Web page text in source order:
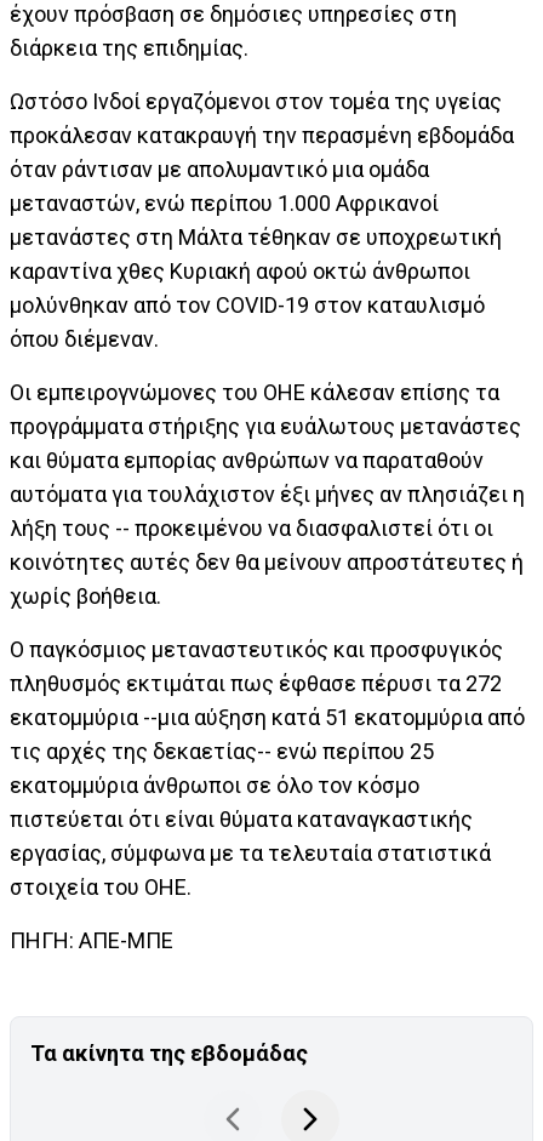
έχουν πρόσβαση σε δημόσιες υπηρεσίες στη
διάρκεια της επιδημίας.
Ωστόσο Ινδοί εργαζόμενοι στον τομέα της υγείας
προκάλεσαν κατακραυγή την περασμένη εβδομάδα
όταν ράντισαν με απολυμαντικό μια ομάδα
μεταναστών, ενώ περίπου 1.000 Αφρικανοί
μετανάστες στη Μάλτα τέθηκαν σε υποχρεωτική
καραντίνα χθες Κυριακή αφού οκτώ άνθρωποι
μολύνθηκαν από τον COVID-19 στον καταυλισμό
όπου διέμεναν.
Οι εμπειρογνώμονες του ΟΗΕ κάλεσαν επίσης τα
προγράμματα στήριξης για ευάλωτους μετανάστες
και θύματα εμπορίας ανθρώπων να παραταθούν
αυτόματα για τουλάχιστον έξι μήνες αν πλησιάζει η
λήξη τους -- προκειμένου να διασφαλιστεί ότι οι
κοινότητες αυτές δεν θα μείνουν απροστάτευτες ή
χωρίς βοήθεια.
Ο παγκόσμιος μεταναστευτικός και προσφυγικός
πληθυσμός εκτιμάται πως έφθασε πέρυσι τα 272
εκατομμύρια --μια αύξηση κατά 51 εκατομμύρια από
τις αρχές της δεκαετίας-- ενώ περίπου 25
εκατομμύρια άνθρωποι σε όλο τον κόσμο
πιστεύεται ότι είναι θύματα καταναγκαστικής
εργασίας, σύμφωνα με τα τελευταία στατιστικά
στοιχεία του ΟΗΕ.
ΠΗΓΗ: ΑΠΕ-ΜΠΕ
Τα ακίνητα της εβδομάδας